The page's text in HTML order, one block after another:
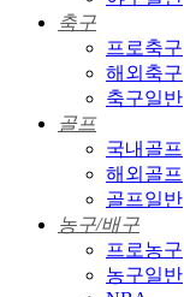
축구
프로축구
해외축구
축구일반
골프
국내골프
해외골프
골프일반
농구/배구
프로농구
농구일반